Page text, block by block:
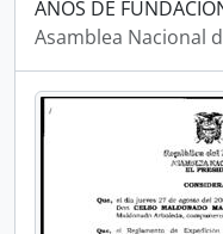
AÑOS DE
Asamblea Nacional